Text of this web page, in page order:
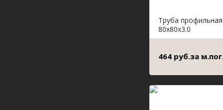
Труба профильная
80х80х3.0
464 руб.за